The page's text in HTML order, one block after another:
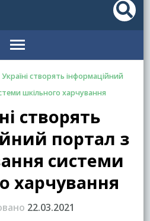
створять інформаційний
шкільного харчування
створять
портал з
системи
харчування
22.03.2021